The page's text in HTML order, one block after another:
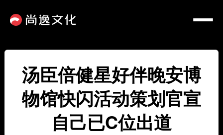
汤臣倍健星好伴晚安博
物馆快闪活动策划官宣
自己已C位出道